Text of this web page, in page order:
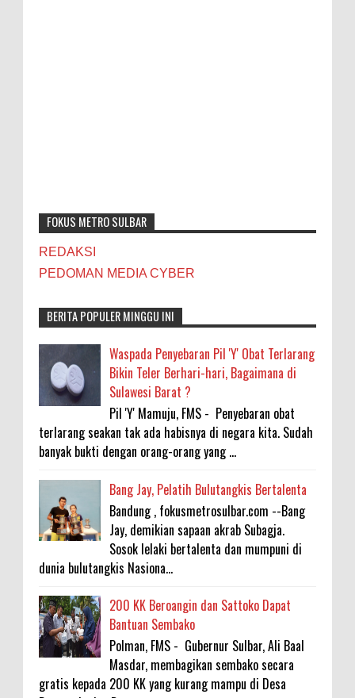
FOKUS METRO SULBAR
REDAKSI
PEDOMAN MEDIA CYBER
BERITA POPULER MINGGU INI
Waspada Penyebaran Pil 'Y' Obat Terlarang
Bikin Teler Berhari-hari, Bagaimana di
Sulawesi Barat ?
Pil 'Y' Mamuju, FMS - Penyebaran obat
terlarang seakan tak ada habisnya di negara kita. Sudah
banyak bukti dengan orang-orang yang ...
Bang Jay, Pelatih Bulutangkis Bertalenta
Bandung , fokusmetrosulbar.com --Bang
Jay, demikian sapaan akrab Subagja.
Sosok lelaki bertalenta dan mumpuni di
dunia bulutangkis Nasiona...
200 KK Beroangin dan Sattoko Dapat
Bantuan Sembako
Polman, FMS - Gubernur Sulbar, Ali Baal
Masdar, membagikan sembako secara
gratis kepada 200 KK yang kurang mampu di Desa